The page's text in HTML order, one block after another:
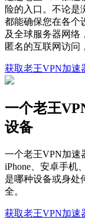
险的入口。不论是
都能确保您在各个
及全球服务器网络
匿名的互联网访问
获取老王VPN加速
一个老王
设备
一个老王VPN加速
iPhone、安卓手机
是哪种设备或身处
全。
获取老王VPN加速